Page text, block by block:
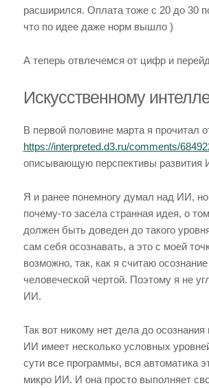
расширился. Оплата тоже с 20 до 30
что по идее даже норм вышло )
А теперь отвлечемся от цифр и
Искусственному
В первой половине марта я прочитал
https://interpreted.d3.ru/comments/
описывающую перспективы развития
Я и ранее понемногу думал над ИИ,
почему-то засела странная идея, о
должен быть доведен до такого
сам себя осознавать, а это с моей
возможно, так, как я считаю
человеческой чертой. Поэтому я не
ИИ.
Так вот никому нет дела до осознания
ИИ имеет несколько условных
сути все программы, вся автоматика
микро ИИ. И она просто выполняет